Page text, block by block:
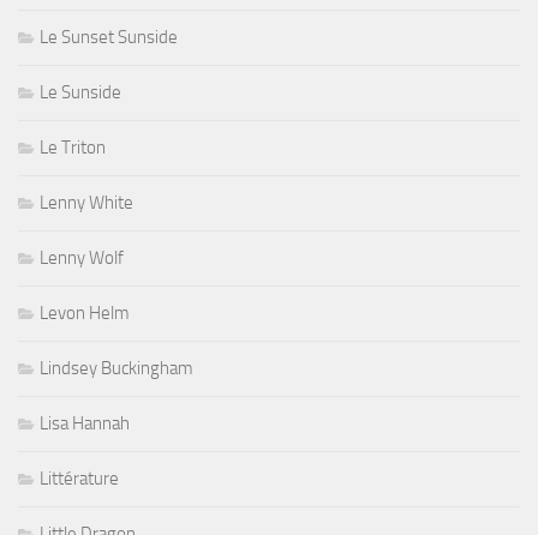
Le Sunset Sunside
Le Sunside
Le Triton
Lenny White
Lenny Wolf
Levon Helm
Lindsey Buckingham
Lisa Hannah
Littérature